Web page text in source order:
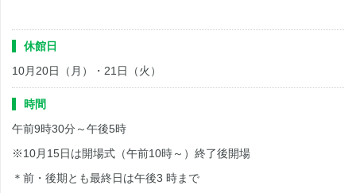
休館日
10月20日（月）・21日（火）
時間
午前9時30分～午後5時
※10月15日は開場式（午前10時～）終了後開場
＊前・後期とも最終日は午後3 時まで